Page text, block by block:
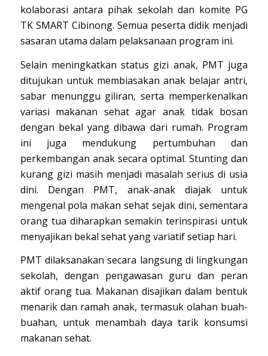
kolaborasi antara pihak sekolah dan komite PG
TK SMART Cibinong. Semua peserta didik menjadi
sasaran utama dalam pelaksanaan program ini.
Selain meningkatkan status gizi anak, PMT juga
ditujukan untuk membiasakan anak belajar antri,
sabar menunggu giliran, serta memperkenalkan
variasi makanan sehat agar anak tidak bosan
dengan bekal yang dibawa dari rumah. Program
ini juga mendukung pertumbuhan dan
perkembangan anak secara optimal. Stunting dan
kurang gizi masih menjadi masalah serius di usia
dini. Dengan PMT, anak-anak diajak untuk
mengenal pola makan sehat sejak dini, sementara
orang tua diharapkan semakin terinspirasi untuk
menyajikan bekal sehat yang variatif setiap hari.
PMT dilaksanakan secara langsung di lingkungan
sekolah, dengan pengawasan guru dan peran
aktif orang tua. Makanan disajikan dalam bentuk
menarik dan ramah anak, termasuk olahan buah-
buahan, untuk menambah daya tarik konsumsi
makanan sehat.